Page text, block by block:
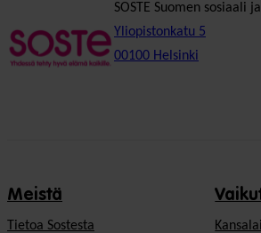
SOSTE Suomen sosiaali
Yliopistonkatu 5
00100 Helsinki
Meistä
Tietoa Sostesta